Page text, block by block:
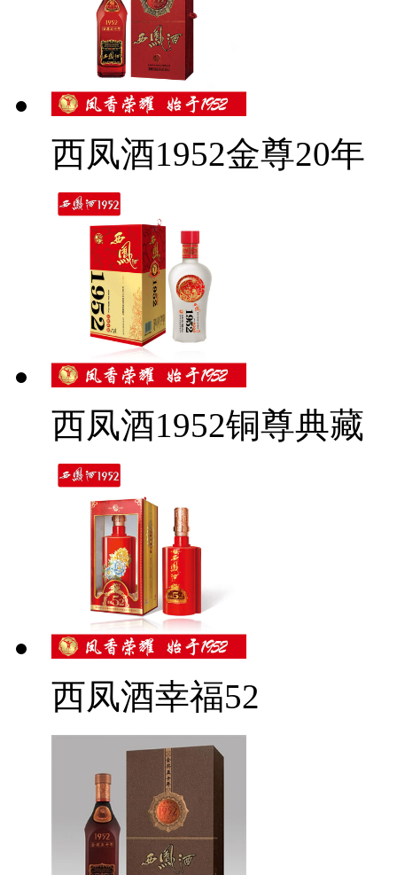
西凤酒1952金尊20年
西凤酒1952铜尊典藏
西凤酒幸福52